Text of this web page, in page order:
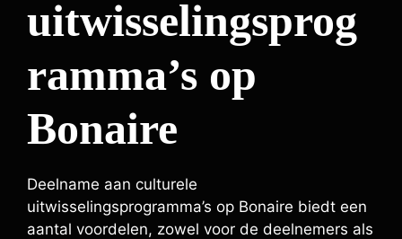
uitwisselingsprog
ramma’s op
Bonaire
Deelname aan culturele
uitwisselingsprogramma’s op Bonaire biedt een
aantal voordelen, zowel voor de deelnemers als